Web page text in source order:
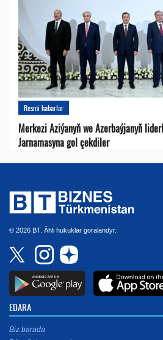
Resmi habarlar
Merkezi Aziýanyň we Azerbaýjanyň
Jarnamasyna gol çekdiler
© 2026 BT. Ähli hukuklar goralandyr.
EDARA
Biz barada